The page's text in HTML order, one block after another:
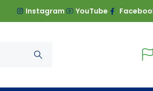
Instagram YouTube